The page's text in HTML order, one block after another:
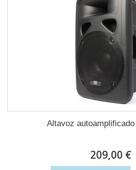
Altavoz
209,00 €